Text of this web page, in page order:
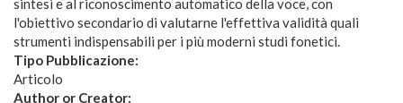
l'obiettivo secondario di valutarne l'effettiva validità quali
strumenti indispensabili per i più moderni studi fonetici.
Tipo Pubblicazione:
Articolo
Author or Creator: